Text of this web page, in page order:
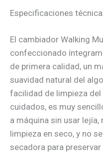
Especificaciones
El cambiador Walking
confeccionado
de primera calidad, un
suavidad natural del
facilidad de limpieza
cuidados, es muy
a máquina sin usar lejía,
limpieza en seco, y no
secadora para